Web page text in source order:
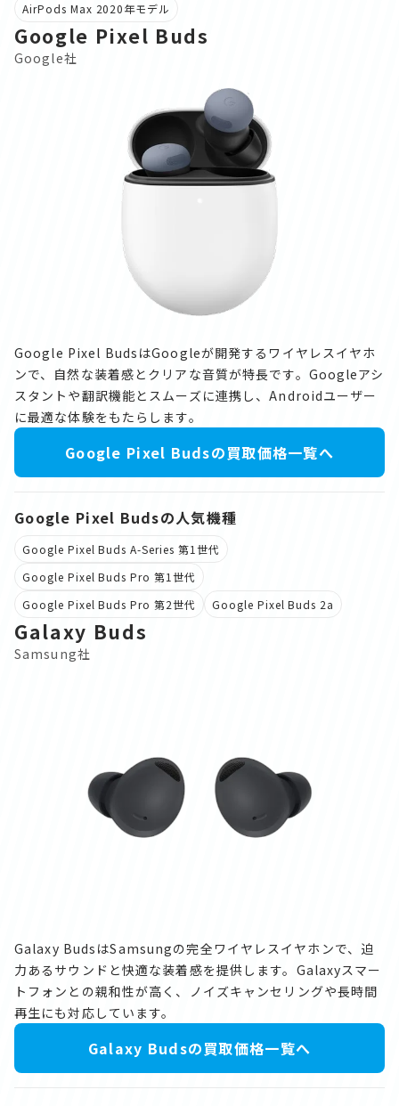
AirPods Max 2020年モデル
Google Pixel Buds
Google社
Google Pixel BudsはGoogleが開発するワイヤレスイヤホ
ンで、自然な装着感とクリアな音質が特長です。Googleアシ
スタントや翻訳機能とスムーズに連携し、Androidユーザー
に最適な体験をもたらします。
Google Pixel Budsの買取価格一覧へ
Google Pixel Budsの人気機種
Google Pixel Buds A-Series 第1世代
Google Pixel Buds Pro 第1世代
Google Pixel Buds Pro 第2世代
Google Pixel Buds 2a
Galaxy Buds
Samsung社
Galaxy BudsはSamsungの完全ワイヤレスイヤホンで、迫
力あるサウンドと快適な装着感を提供します。Galaxyスマー
トフォンとの親和性が高く、ノイズキャンセリングや長時間
再生にも対応しています。
Galaxy Budsの買取価格一覧へ